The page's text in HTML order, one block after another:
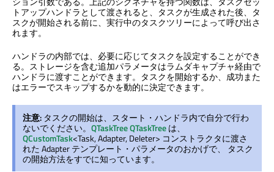
トアップハンドラとして渡されると、タスクが生成された後、タ
スクが開始される前に、実行中のタスクツリーによって呼び出さ
れます。
ハンドラの内部では、必要に応じてタスクを設定することができ
る。ストレージを含む追加パラメータはラムダキャプチャ経由で
ハンドラに渡すことができます。タスクを開始するか、成功また
はエラーでスキップするかを動的に決定できます。
注意: タスクの開始は、スタート・ハンドラ内で自分で行わ
ないでください。 QTaskTreeQTaskTreeは、
QCustomTask<Task, Adapter, Deleter> コンストラクタに渡さ
れた Adapter テンプレート・パラメータのおかげで、 タスク
の開始方法をすでに知っています。